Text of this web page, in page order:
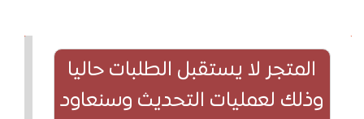
المتجر لا يستقبل الطلبات حاليا
وذلك لعمليات التحديث وسنعاود